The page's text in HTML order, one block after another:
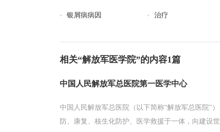
银屑病病因 治疗
相关“解放军医学院”的内容1篇
中国人民解放军总医院第一医学中心
中国人民解放军总医院（以下简称“解放军总医院”
防、康复、核生化防护、医学救援于一体，向建设